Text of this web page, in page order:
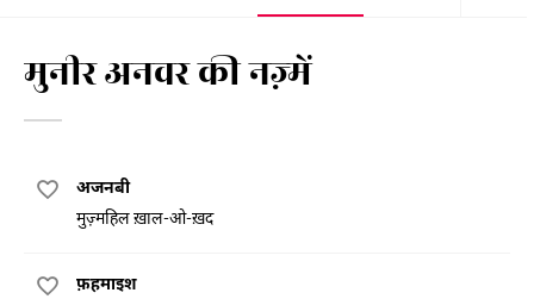
मुनीर अनवर की नज़्में
अजनबी
मुज़्महिल ख़ाल-ओ-ख़द
फ़हमाइश